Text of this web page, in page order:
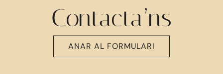
Dret Immobiliari
Contacta’ns
ANAR AL FORMULARI